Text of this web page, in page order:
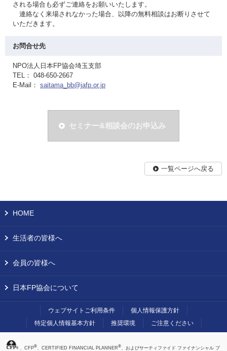
される場合も必ずご連絡をお願いいたします。
連絡なく来場されなかった場合、以降の無料相談はお断りさせて
いただきます。
お問合せ先
NPO法人日本FP協会埼玉支部
TEL： 048-650-2667
E-Mail： saitama_bb@jafp.or.jp
セミナー&相談会のお申込み
一覧ページへ戻る
HOME
生活者の皆様へ
会員の皆様へ
日本FP協会について
ウェブサイトご利用条件
個人情報保護方針
特定個人情報基本方針
推奨環境 ご注意ください
、CFP®、CERTIFIED FINANCIAL PLANNER®、およびサーティファイド ファイナンシャル プ